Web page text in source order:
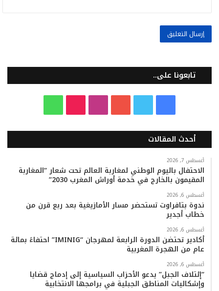
تابعونا على..
س
و
ك
ي
ت
ر
ت
ي
و
ب
س
ت
ق
ر
م
k
o
k
ت
س
ب
أحدث المقالات
أغسطس 7, 2026
الاحتفال باليوم الوطني لمغاربة العالم تحت شعار “المغاربة
المقيمون بالخارج في خدمة أوراش المغرب 2030”
أغسطس 6, 2026
ندوة بتافراوت تستحضر مسار الأمازيغية بعد ربع قرن من
خطاب أجدير
أغسطس 6, 2026
أكادير تحتضن الدورة الرابعة لمهرجان “IMINIG” احتفاءً بمائة
عام من الهجرة المغربية
أغسطس 6, 2026
“إئتلاف الجبل” يدعو الأحزاب السياسية إلى إدماج قضايا
وإشكاليات المناطق الجبلية في برامجها الانتخابية